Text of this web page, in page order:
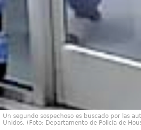
Un segundo sospechoso es buscado por las
Unidos. (Foto: Departamento de Policía de